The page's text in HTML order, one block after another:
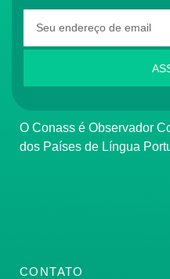
O Conass é Observador Consultivo da Comunidade
dos Países de Língua
CONTATO